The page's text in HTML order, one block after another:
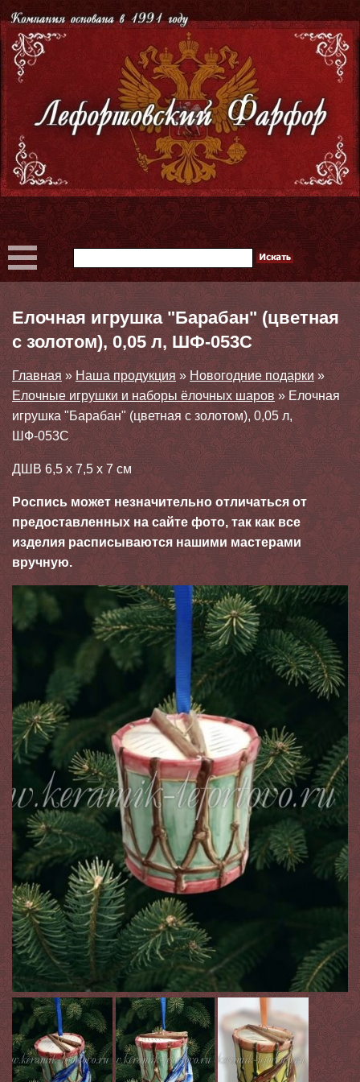
Елочная игрушка "Барабан" (цветная
с золотом), 0,05 л, ШФ-053С
Главная » Наша продукция » Новогодние подарки »
Елочные игрушки и наборы ёлочных шаров » Елочная
игрушка "Барабан" (цветная с золотом), 0,05 л,
ШФ-053С
ДШВ 6,5 х 7,5 х 7 см
Роспись может незначительно отличаться от
предоставленных на сайте фото, так как все
изделия расписываются нашими мастерами
вручную.